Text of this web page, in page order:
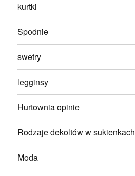
kurtki
Spodnie
swetry
legginsy
Hurtownia opinie
Rodzaje dekoltów w sukienkach
Moda